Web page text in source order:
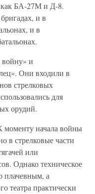
как БА-27М и Д-8.
и в
и в
и
Они входили в
стрелковых
для
орудий.
моменту начала войны
в стрелковые части
или
Однако техническое
плачевным, а
театра практически